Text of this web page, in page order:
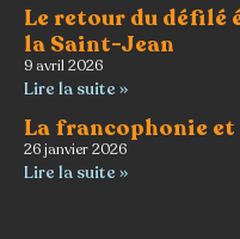
Le retour du défilé
la Saint-Jean
9 avril 2026
Lire la suite »
La francophonie
26 janvier 2026
Lire la suite »